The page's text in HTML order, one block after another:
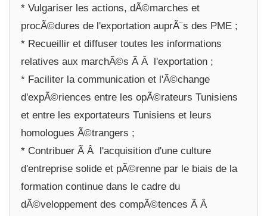
* Vulgariser les actions, dÃ©marches et
procÃ©dures de l'exportation auprÃ¨s des PME ;
* Recueillir et diffuser toutes les informations
relatives aux marchÃ©s Ã Â l'exportation ;
* Faciliter la communication et l'Ã©change
d'expÃ©riences entre les opÃ©rateurs Tunisiens
et entre les exportateurs Tunisiens et leurs
homologues Ã©trangers ;
* Contribuer Ã Â l'acquisition d'une culture
d'entreprise solide et pÃ©renne par le biais de la
formation continue dans le cadre du
dÃ©veloppement des compÃ©tences Ã Â